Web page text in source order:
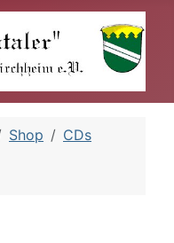
Shop
CDs